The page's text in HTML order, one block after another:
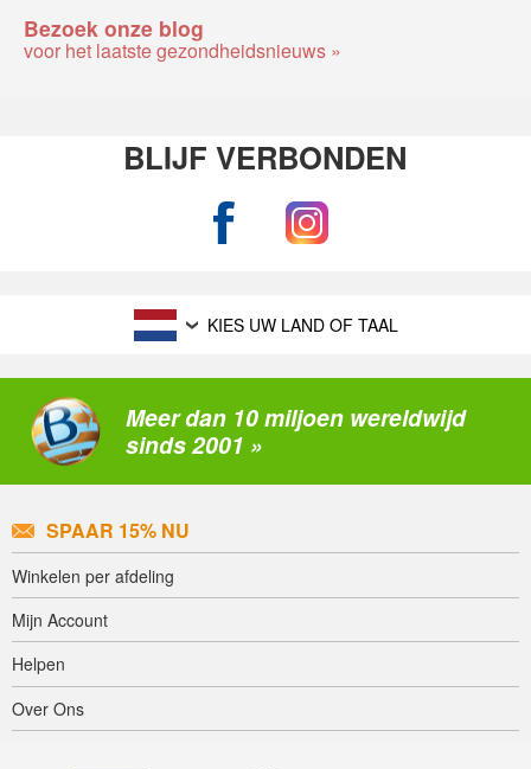
Bezoek onze blog
voor het laatste gezondheidsnieuws »
BLIJF VERBONDEN
KIES UW LAND OF TAAL
Meer dan 10 miljoen wereldwijd
sinds 2001 »
SPAAR 15% NU
Winkelen per afdeling
Mijn Account
Helpen
Over Ons